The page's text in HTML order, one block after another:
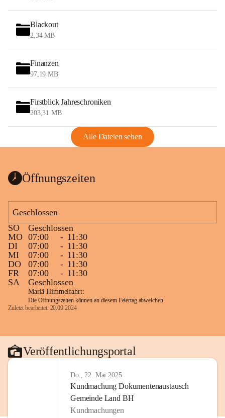
Blackout
2,34 MB
Finanzen
97,19 MB
Firstblick Jahreschroniken
203,31 MB
Alle Dateien sehen
Öffnungszeiten
Geschlossen
SO
Geschlossen
MO 07:00 - 11:30
DI
07:00 - 11:30
MI
07:00 - 11:30
DO
07:00 - 11:30
FR
07:00 - 11:30
SA
Geschlossen
Mariä Himmelfahrt:
Die Öffnungszeiten können an diesem Feiertag abweichen.
Zuletzt bearbeitet: 20.09.2024
Veröffentlichungsportal
Do., 22. Mai 2025
Kundmachung Dokumentenaustausch
Gemeinde Land BH
Kundmachungen